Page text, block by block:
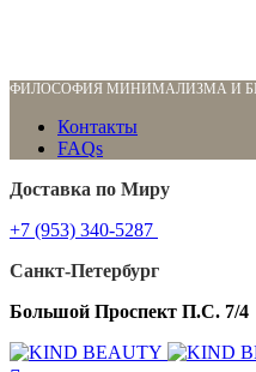
ФИЛОСОФИЯ МИНИМАЛИЗМА И
Контакты
FAQs
Доставка по Миру
+7 (953) 340-5287
Санкт-Петербург
Большой Проспект П.С. 7/4